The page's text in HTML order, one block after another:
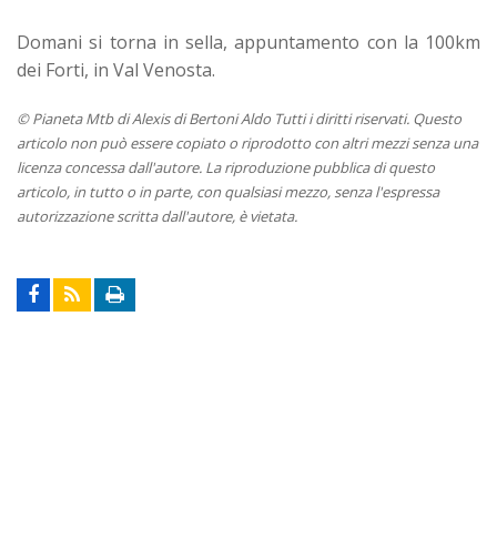
Domani si torna in sella, appuntamento con la 100km
dei Forti, in Val Venosta.
© Pianeta Mtb di Alexis di Bertoni Aldo Tutti i diritti riservati. Questo
articolo non può essere copiato o riprodotto con altri mezzi senza una
licenza concessa dall'autore. La riproduzione pubblica di questo
articolo, in tutto o in parte, con qualsiasi mezzo, senza l'espressa
autorizzazione scritta dall'autore, è vietata.